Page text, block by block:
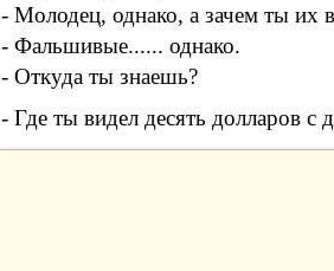
- Молодец, однако, а зачем ты их
- Фальшивые...... однако.
- Откуда ты знаешь?
- Где ты видел десять долларов с